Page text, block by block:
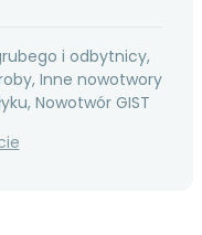
i odbytnicy,
Inne nowotwory
Nowotwór GIST